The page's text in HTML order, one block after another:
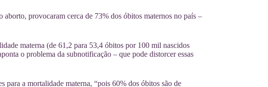
aborto, provocaram cerca de 73% dos óbitos maternos no país –
materna (de 61,2 para 53,4 óbitos por 100 mil nascidos
o problema da subnotificação – que pode distorcer essas
para a mortalidade materna, “pois 60% dos óbitos são de